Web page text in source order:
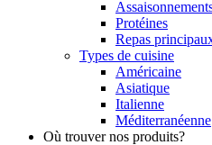
Protéines
Repas
Types de cuisine
Américaine
Asiatique
Italienne
Méditerranéenne
Où trouver nos produits?